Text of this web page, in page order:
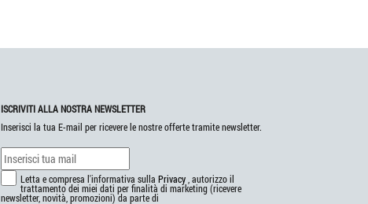
ISCRIVITI ALLA NOSTRA NEWSLETTER
Inserisci la tua E-mail per ricevere le nostre offerte tramite newsletter.
Letta e compresa l'informativa sulla Privacy , autorizzo il
trattamento dei miei dati per finalità di marketing (ricevere
newsletter, novità, promozioni) da parte di